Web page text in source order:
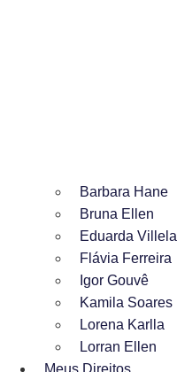
Barbara Hane
Bruna Ellen
Eduarda Villela
Flávia Ferreira
Igor Gouvê
Kamila Soares
Lorena Karlla
Lorran Ellen